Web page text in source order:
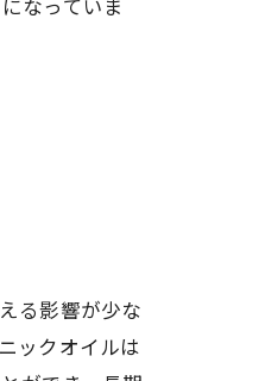
なっていま
る影響が少な
ックオイルは